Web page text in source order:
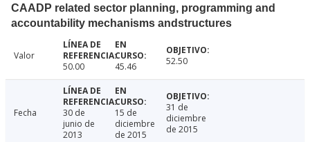
CAADP related sector planning, programming and
accountability mechanisms andstructures
Valor
50.00
45.46 52.50
Fecha
30 de
junio de
2013
15 de
diciembre
de 2015
31 de
diciembre
de 2015